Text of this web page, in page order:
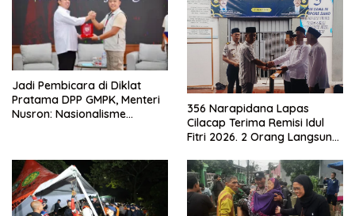
Jadi Pembicara di Diklat
Pratama DPP GMPK, Menteri
Nusron: Nasionalisme
356 Narapidana Lapas
Cilacap Terima Remisi Idul
Fitri 2026. 2 Orang Langsung